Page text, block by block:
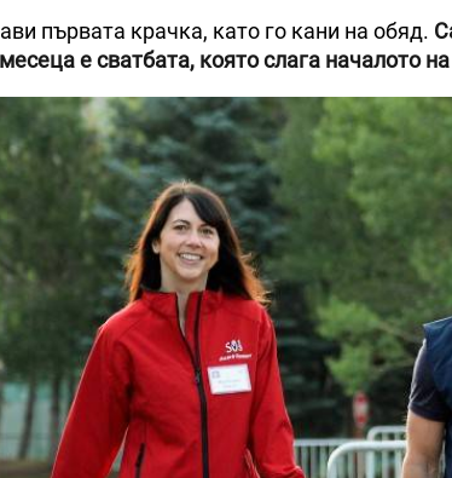
първата крачка, като го кани на обяд.
е сватбата, която слага началото